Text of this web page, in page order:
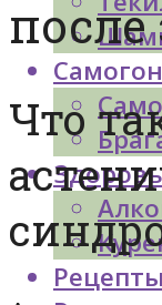
Самогон
Рецепты
после
Что